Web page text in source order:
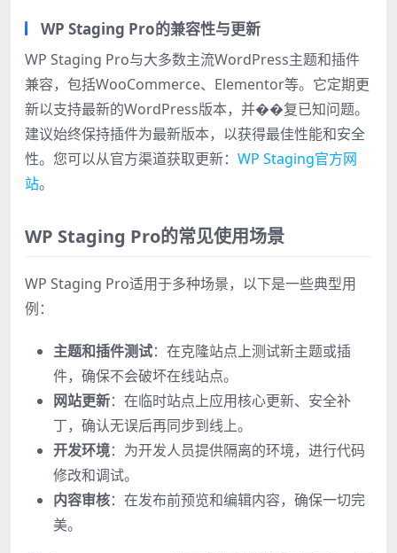
WP Staging Pro的兼容性与更新
WP Staging Pro与大多数主流WordPress主题和插件
兼容，包括WooCommerce、Elementor等。它定期更
新以支持最新的WordPress版本，并��复已知问题。
建议始终保持插件为最新版本，以获得最佳性能和安全
性。您可以从官方渠道获取更新： WP Staging官方网
站。
WP Staging Pro的常见使用场景
WP Staging Pro适用于多种场景，以下是一些典型用
例：
主题和插件测试：在克隆站点上测试新主题或插
件，确保不会破坏在线站点。
网站更新：在临时站点上应用核心更新、安全补
丁，确认无误后再同步到线上。
开发环境：为开发人员提供隔离的环境，进行代码
修改和调试。
内容审核：在发布前预览和编辑内容，确保一切完
美。